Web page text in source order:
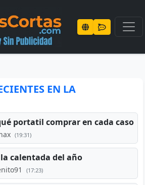
EN LA
portatil comprar en cada caso
(19:31)
la calentada del año
(17:23)